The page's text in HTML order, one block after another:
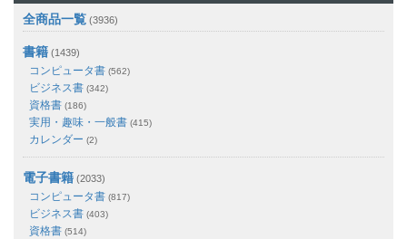
全商品一覧 (3936)
書籍 (1439)
コンピュータ書 (562)
ビジネス書 (342)
資格書 (186)
実用・趣味・一般書 (415)
カレンダー (2)
電子書籍 (2033)
コンピュータ書 (817)
ビジネス書 (403)
資格書 (514)